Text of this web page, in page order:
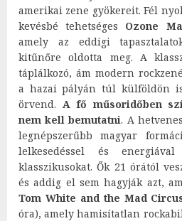
amerikai zene gyökereit. Fél
kevésbé tehetséges Ozone
amely az eddigi
kitűnőre oldotta meg. A
táplálkozó, ám modern
a hazai pályán túl külföldön
örvend. A fő műsoridőben
nem kell bemutatni. A
legnépszerűbb magyar
lelkesedéssel és
klasszikusokat. Ők 21 órától
és addig el sem hagyják azt,
Tom White and the Mad
óra), amely hamisítatlan